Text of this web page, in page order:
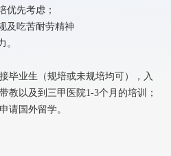
优先考虑；
及吃苦耐劳精神
。
毕业生（规培或未规培均可），入
教以及到三甲医院1-3个月的培训；
请国外留学。